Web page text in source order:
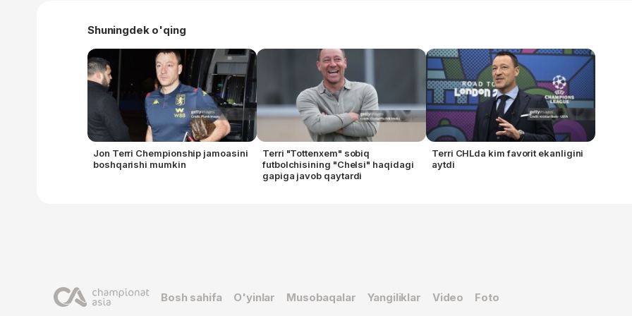
Shuningdek o'qing
Jon Terri Chempionship jamoasini
boshqarishi mumkin
Terri "Tottenxem" sobiq
futbolchisining "Chelsi" haqidagi
gapiga javob qaytardi
Terri CHLda kim favorit ekanligini
aytdi
Bosh sahifa O'yinlar Musobaqalar Yangiliklar Video Foto